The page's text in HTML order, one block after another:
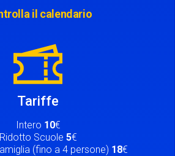
il calendario
Tariffe
Intero 10€
Ridotto Scuole 5€
(fino a 4 persone) 18€